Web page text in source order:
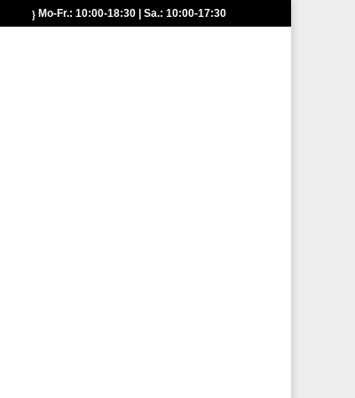
Mo-Fr.: 10:00-18:30 | Sa.: 10:00-17:30